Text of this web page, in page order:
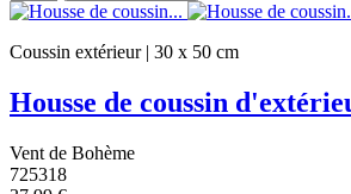
Coussin extérieur | 30 x 50 cm
Housse de coussin
Vent de Bohème
725318